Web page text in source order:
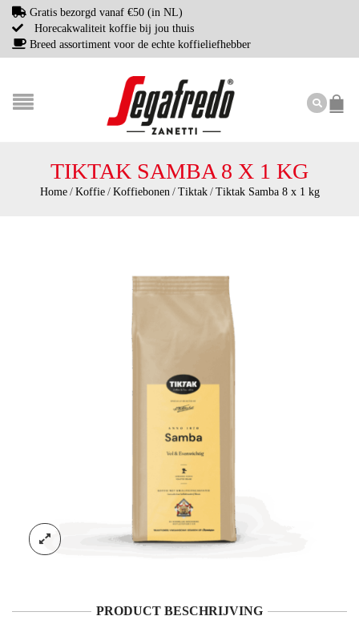
Gratis bezorgd vanaf €50 (in NL)
Horecakwaliteit koffie bij jou thuis
Breed assortiment voor de echte koffieliefhebber
TIKTAK SAMBA 8 X 1 KG
Home / Koffie / Koffiebonen / Tiktak / Tiktak Samba 8 x 1 kg
PRODUCT BESCHRIJVING